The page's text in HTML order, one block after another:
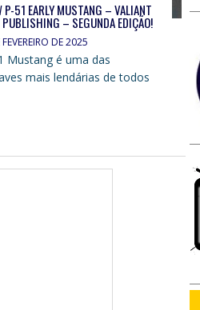
P-51 EARLY MUSTANG – VALIANT
– SEGUNDA EDIÇÃO!
DE 2025
Mustang é uma das
mais lendárias de todos